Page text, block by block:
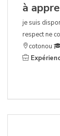
à
je suis
respect ne
cotonou